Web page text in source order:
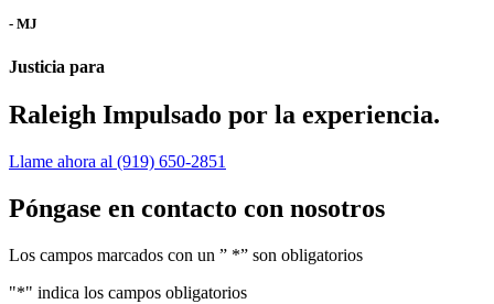
- MJ
Justicia para
Raleigh Impulsado por la experiencia.
Llame ahora al (919) 650-2851
Póngase en contacto con nosotros
Los campos marcados con un ” *” son obligatorios
"*" indica los campos obligatorios